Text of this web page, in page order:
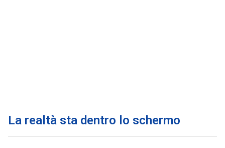
La realtà sta dentro lo schermo